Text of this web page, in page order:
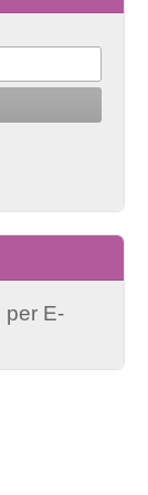
per E-